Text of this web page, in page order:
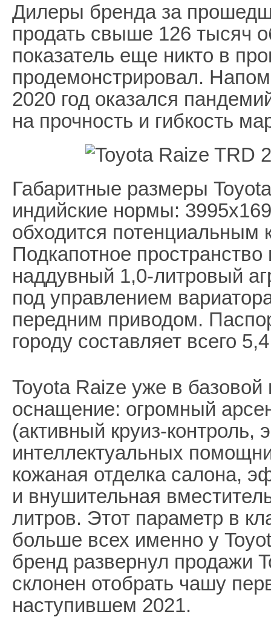
Дилеры бренда за
продать свыше 126 тысяч
показатель еще никто в
продемонстрировал.
2020 год оказался
на прочность и гибкость
Габаритные размеры
индийские нормы:
обходится потенциальным
Подкапотное
наддувный 1,0-литровый
под управлением
передним приводом.
городу составляет всего
Toyota Raize уже в
оснащение: огромный
(активный круиз-контроль,
интеллектуальных
кожаная отделка салона,
и внушительная
литров. Этот параметр в
больше всех именно у
бренд развернул продажи
склонен отобрать чашу
наступившем 2021.